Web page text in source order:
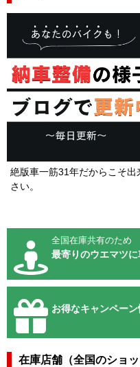
絶版車一筋31年だからこそ
さい。
全国在庫共有のため
最寄りのウエマツに
お得なキャンペーン
在庫店舗（全国のショ